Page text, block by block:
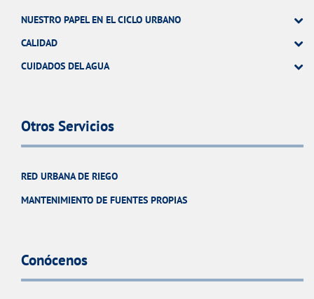
NUESTRO PAPEL EN EL CICLO URBANO
CALIDAD
CUIDADOS DEL AGUA
Otros Servicios
RED URBANA DE RIEGO
MANTENIMIENTO DE FUENTES PROPIAS
Conócenos